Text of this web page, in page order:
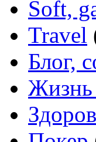
Soft,
Travel
Блог,
Жизнь